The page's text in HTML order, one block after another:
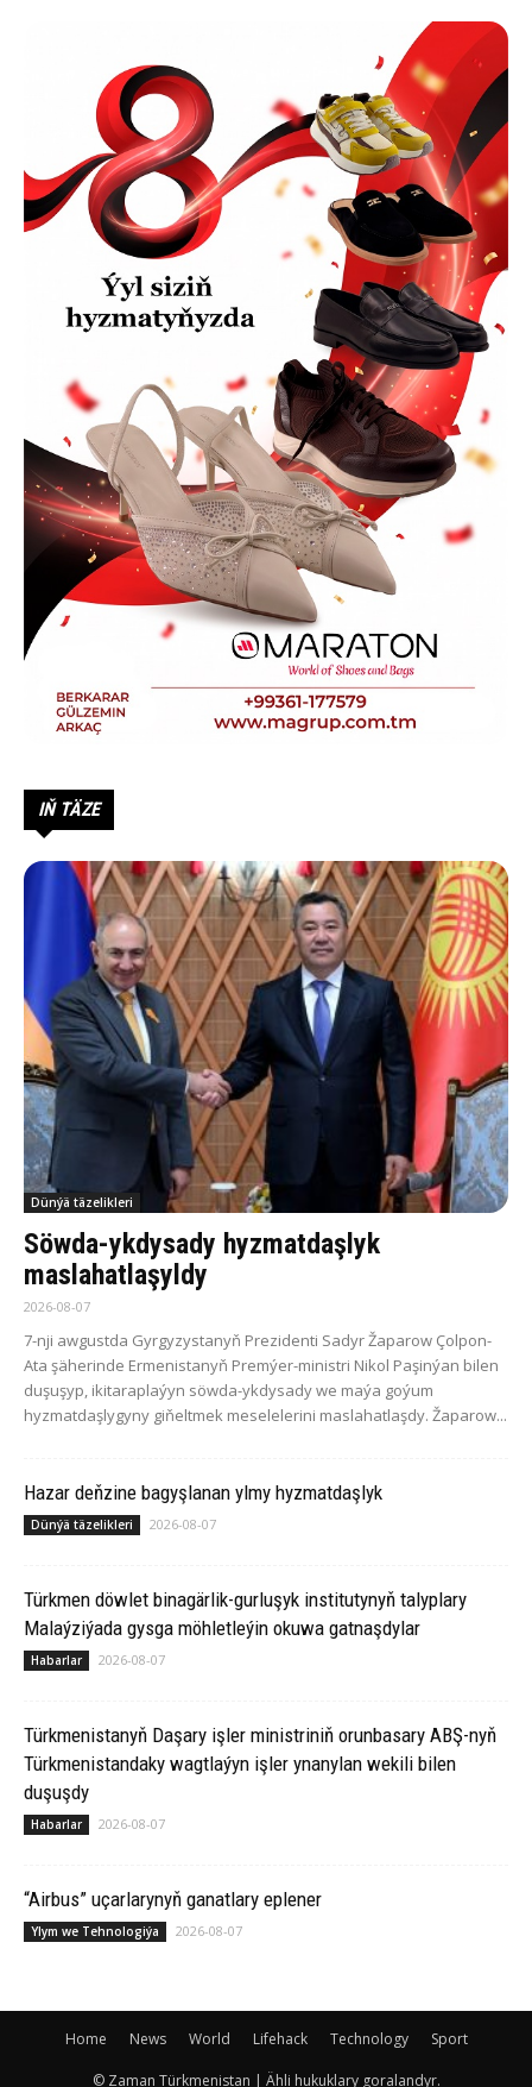
IŇ TÄZE
Dünýä täzelikleri
Söwda-ykdysady hyzmatdaşlyk
maslahatlaşyldy
2026-08-07
7-nji awgustda Gyrgyzystanyň Prezidenti Sadyr Žaparow Çolpon-
Ata şäherinde Ermenistanyň Premýer-ministri Nikol Paşinýan bilen
duşuşyp, ikitaraplaýyn söwda-ykdysady we maýa goýum
hyzmatdaşlygyny giňeltmek meselelerini maslahatlaşdy. Žaparow...
Hazar deňzine bagyşlanan ylmy hyzmatdaşlyk
Dünýä täzelikleri 2026-08-07
Türkmen döwlet binagärlik-gurluşyk institutynyň talyplary
Malaýziýada gysga möhletleýin okuwa gatnaşdylar
Habarlar 2026-08-07
Türkmenistanyň Daşary işler ministriniň orunbasary ABŞ-nyň
Türkmenistandaky wagtlaýyn işler ynanylan wekili bilen
duşuşdy
Habarlar 2026-08-07
“Airbus” uçarlarynyň ganatlary eplener
Ylym we Tehnologiýa 2026-08-07
Home News World Lifehack Technology Sport
© Zaman Türkmenistan | Ähli hukuklary goralandyr.